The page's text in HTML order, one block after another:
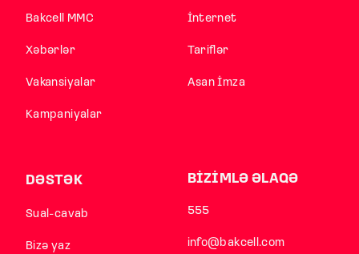
Bakcell MMC
Xəbərlər
Vakansiyalar
Kampaniyalar
İnternet
Tariflər
Asan İmza
DƏSTƏK
Sual-cavab
Bizə yaz
BİZİMLƏ ƏLAQƏ
555
info@bakcell.com